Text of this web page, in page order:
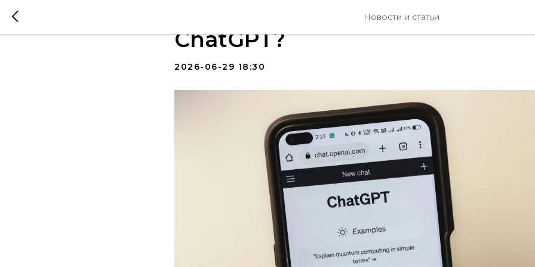
Новости и статьи
Как устроен рекламный
ChatGPT?
2026-06-29 18:30